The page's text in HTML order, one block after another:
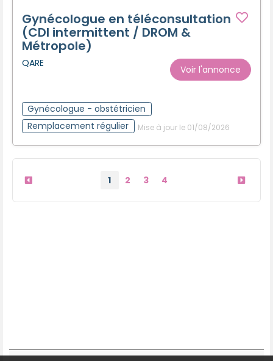
Gynécologue en téléconsultation
(CDI intermittent / DROM &
Métropole)
QARE
Voir l'annonce
Gynécologue - obstétricien
Remplacement régulier
Mise à jour le 01/08/2026
1 2 3 4